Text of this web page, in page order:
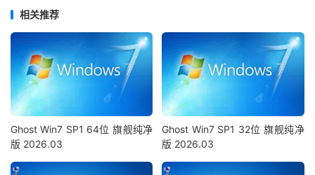
相关推荐
Ghost Win7 SP1 64位 旗舰纯净
版 2026.03
Ghost Win7 SP1 32位 旗舰纯净
版 2026.03